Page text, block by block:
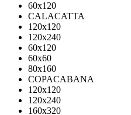
60x120
CALACATTA
120x120
120x240
60x120
60x60
80x160
COPACABANA
120x120
120x240
160x320